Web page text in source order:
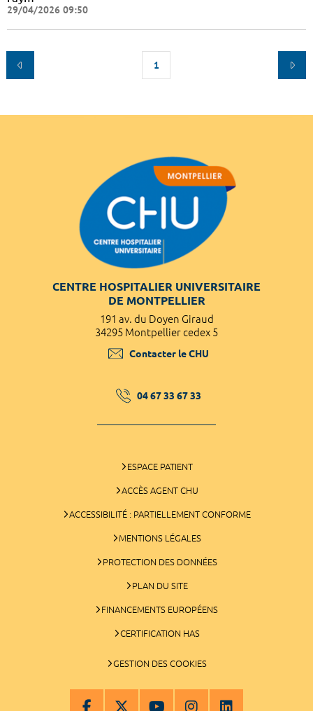
29/04/2026 09:50
1
CENTRE HOSPITALIER UNIVERSITAIRE
DE MONTPELLIER
191 av. du Doyen Giraud
34295 Montpellier cedex 5
Contacter le CHU
04 67 33 67 33
ESPACE PATIENT
ACCÈS AGENT CHU
ACCESSIBILITÉ : PARTIELLEMENT CONFORME
MENTIONS LÉGALES
PROTECTION DES DONNÉES
PLAN DU SITE
FINANCEMENTS EUROPÉENS
CERTIFICATION HAS
GESTION DES COOKIES